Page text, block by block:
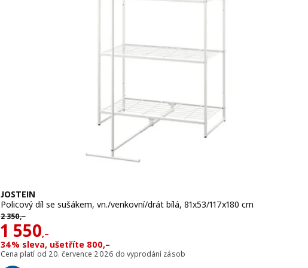
JOSTEIN
Policový díl se sušákem, vn./venkovní/drát bílá, 81x53/117x180 cm
2 350,–
Původní cena 2350,–
1 550,–
Cena 1550,–
34% sleva, ušetříte 800,–
Cena platí od 20. července 2026 do vyprodání zásob